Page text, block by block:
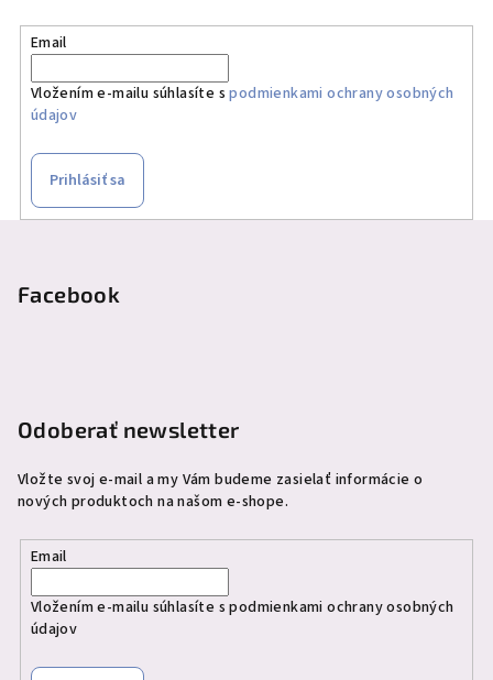
Email
Vložením e-mailu súhlasíte spodmienkami ochrany osobných
údajov
Prihlásiť sa
Facebook
Odoberať newsletter
Vložte svoj e-mail a my Vám budeme zasielať informácie o
nových produktoch na našom e-shope.
Email
Vložením e-mailu súhlasíte spodmienkami ochrany osobných
údajov